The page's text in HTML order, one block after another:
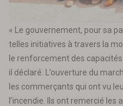
« Le gouvernement, pour sa
telles initiatives à travers la
le renforcement des
il déclaré. L’ouverture du
les commerçants qui ont vu
l’incendie. Ils ont remercié